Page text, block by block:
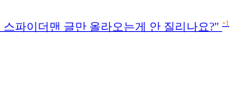
파이더맨 글만 올라오는게 안 질리나요?" +1